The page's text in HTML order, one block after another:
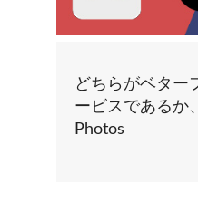
どちらがベター
ービスであるか
Photos